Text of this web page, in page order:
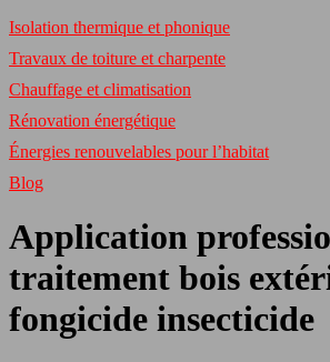
Isolation thermique et phonique
Travaux de toiture et charpente
Chauffage et climatisation
Rénovation énergétique
Énergies renouvelables pour l’habitat
Blog
Application
traitement bois
fongicide insecticide